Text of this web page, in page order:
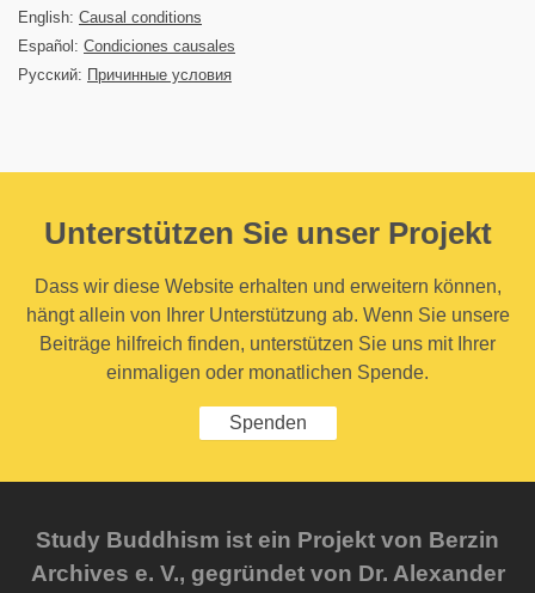
English: Causal conditions
Español: Condiciones causales
Русский: Причинные условия
Unterstützen Sie unser Projekt
Dass wir diese Website erhalten und erweitern können,
hängt allein von Ihrer Unterstützung ab. Wenn Sie unsere
Beiträge hilfreich finden, unterstützen Sie uns mit Ihrer
einmaligen oder monatlichen Spende.
Spenden
Study Buddhism ist ein Projekt von Berzin
Archives e. V., gegründet von Dr. Alexander